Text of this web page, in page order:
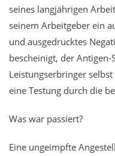
seines langjährigen
seinem Arbeitgeber ein
und ausgedrucktes
bescheinigt, der
Leistungserbringer
eine Testung durch die
Was war passiert?
Eine ungeimpfte